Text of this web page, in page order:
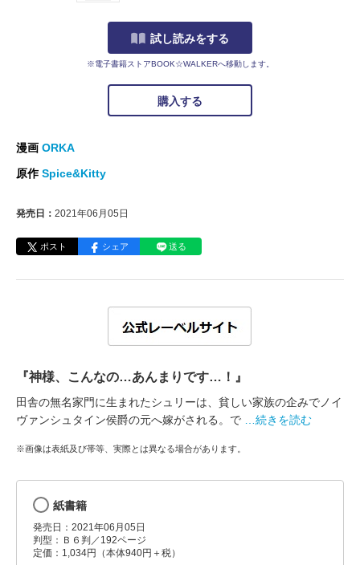
試し読みをする
※電子書籍ストアBOOK☆WALKERへ移動します。
購入する
漫画 ORKA
原作Spice&Kitty
発売日： 2021年06月05日
ポスト シェア 送る
『神様、こんなの…あんまりです…！』
田舎の無名家門に生まれたシュリーは、貧しい家族の企みでノイ
ヴァンシュタイン侯爵の元へ嫁がされる。で
…続きを読む
※画像は表紙及び帯等、実際とは異なる場合があります。
紙書籍
発売日：2021年06月05日
判型：Ｂ６判／192ページ
定価：1,034円（本体940円＋税）